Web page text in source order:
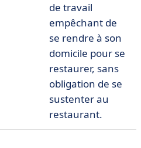
de travail
empêchant de
se rendre à son
domicile pour se
restaurer, sans
obligation de se
sustenter au
restaurant.